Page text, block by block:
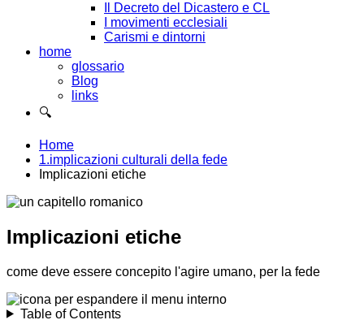
Il Decreto del Dicastero e CL
I movimenti ecclesiali
Carismi e dintorni
home
glossario
Blog
links
🔍
Home
1.implicazioni culturali della fede
Implicazioni etiche
Implicazioni etiche
come deve essere concepito l'agire umano, per la fede
Table of Contents